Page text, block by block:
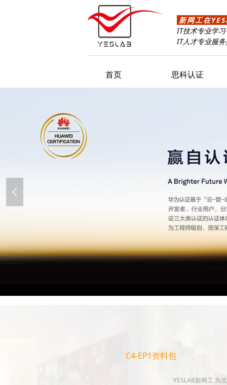
首页 思科认证
新网工在
IT技术专业学
IT人才专业服
넳
C4-EP1资料包
YESLAB新网工 为